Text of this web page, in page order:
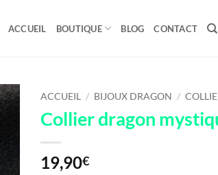
ACCUEIL BOUTIQUE BLOG CONTACT
ACCUEIL / BIJOUX DRAGON /
Collier dragon
19,90€